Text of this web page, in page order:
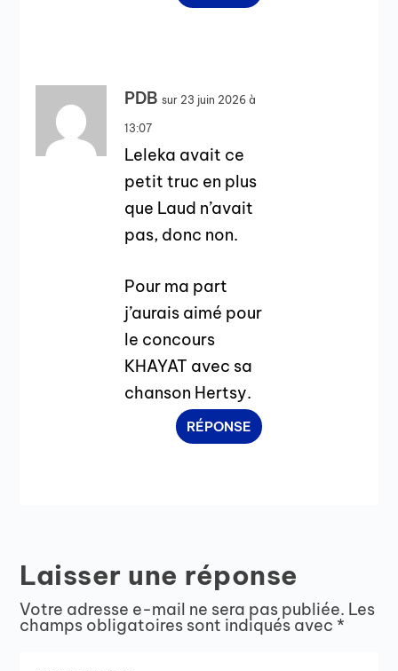
PDB sur 23 juin 2026 à
13:07
Leleka avait ce
petit truc en plus
que Laud n’avait
pas, donc non.
Pour ma part
j’aurais aimé pour
le concours
KHAYAT avec sa
chanson Hertsy.
RÉPONSE
Laisser une réponse
Votre adresse e-mail ne sera pas publiée. Les
champs obligatoires sont indiqués avec *